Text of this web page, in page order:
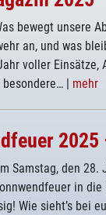
bewegt unsere
an, und was
voller Einsätze,
| mehr
Samstag, den 28.
in
Wie sieht’s bei